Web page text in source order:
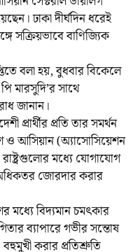
ঢাকা দীর্ঘদিন ধরেই
সক্রিয়ভাবে বাণিজ্যিক
বলা হয়, বুধবার বিকেলে
মারসুদি’র সাথে
জানান।
প্রার্থীর প্রতি তার সমর্থন
ও আসিয়ান (অ্যাসোসিয়েশন
মধ্যে যোগাযোগ
অধিকতর জোরদার করার
মধ্যে বিদ্যমান চমৎকার
ব্যাপারে গভীর সন্তোষ
করার প্রতিশ্রুতি